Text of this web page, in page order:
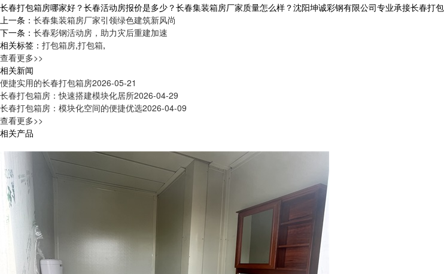
长春打包箱房哪家好？长春活动房报价是多少？长春集装箱房厂家质量怎么样？沈阳坤诚彩钢有限公司专业承接长春打
上一条： 长春集装箱房厂家引领绿色建筑新风尚
下一条： 长春彩钢活动房，助力灾后重建加速
相关标签： 打包箱房,打包箱,
查看更多>>
相关新闻
便捷实用的长春打包箱房2026-05-21
长春打包箱房：快速搭建模块化居所2026-04-29
长春打包箱房：模块化空间的便捷优选2026-04-09
查看更多>>
相关产品